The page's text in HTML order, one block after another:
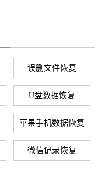
误删文件恢复
U盘数据恢复
苹果手机数据恢复
微信记录恢复